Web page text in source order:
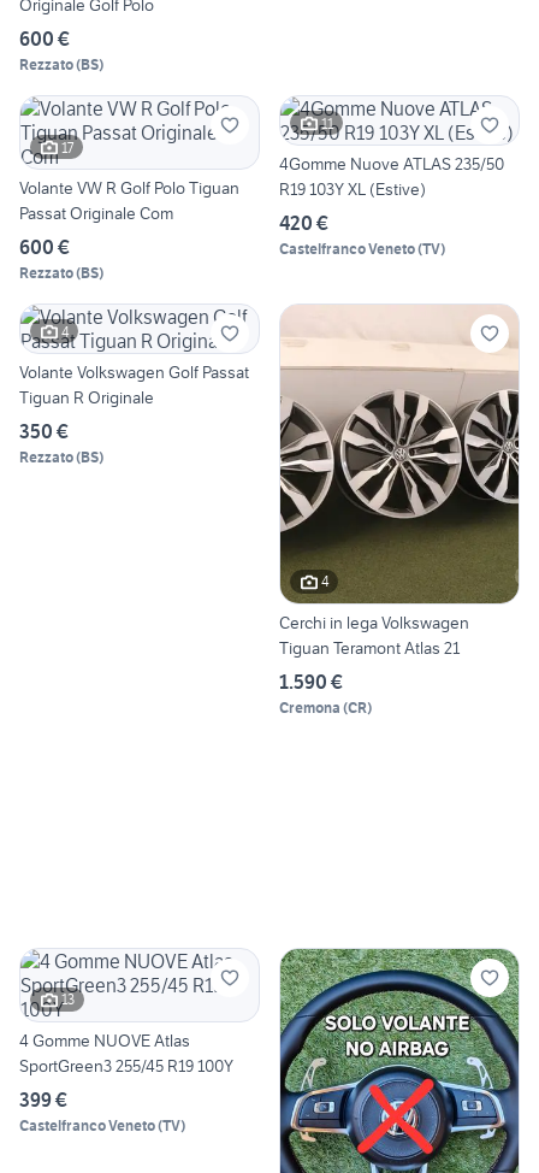
Originale Golf Polo
600 €
Rezzato(BS)
17
Volante VW R Golf Polo Tiguan
Passat Originale Com
600 €
Rezzato(BS)
11
4Gomme Nuove ATLAS 235/50
R19 103Y XL (Estive)
420 €
Castelfranco Veneto(TV)
4
Volante Volkswagen Golf Passat
Tiguan R Originale
350 €
Rezzato(BS)
4
Cerchi in lega Volkswagen
Tiguan Teramont Atlas 21
1.590 €
Cremona (CR)
13
4 Gomme NUOVE Atlas
SportGreen3 255/45 R19 100Y
399 €
Castelfranco Veneto(TV)